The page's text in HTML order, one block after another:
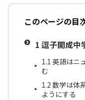
このページの目
1 逗子開成中
1.1 英語はニ
む
1.2 数学は体
ようにする